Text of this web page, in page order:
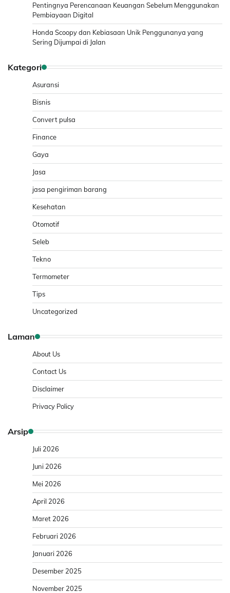
Pentingnya Perencanaan Keuangan Sebelum Menggunakan
Pembiayaan Digital
Honda Scoopy dan Kebiasaan Unik Penggunanya yang
Sering Dijumpai di Jalan
Kategori
Asuransi
Bisnis
Convert pulsa
Finance
Gaya
Jasa
jasa pengiriman barang
Kesehatan
Otomotif
Seleb
Tekno
Termometer
Tips
Uncategorized
Laman
About Us
Contact Us
Disclaimer
Privacy Policy
Arsip
Juli 2026
Juni 2026
Mei 2026
April 2026
Maret 2026
Februari 2026
Januari 2026
Desember 2025
November 2025